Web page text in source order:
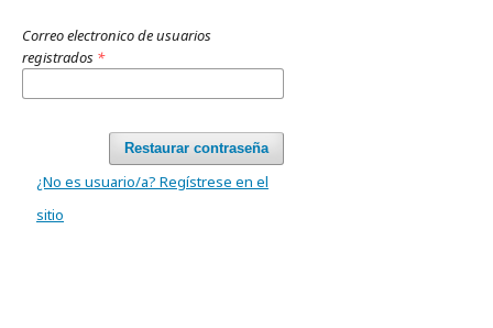
Correo electronico de usuarios
registrados *
Restaurar contraseña
¿No es usuario/a? Regístrese en el
sitio